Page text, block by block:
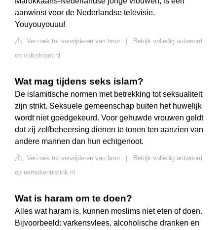
aanwinst voor de Nederlandse televisie.
Youyouyouuu!
Verzoek tot verwijderen van bron
Bekijk volledig antwoord
op volkskrant.nl
Wat mag tijdens seks islam?
De islamitische normen met betrekking tot seksualiteit
zijn strikt. Seksuele gemeenschap buiten het huwelijk
wordt niet goedgekeurd. Voor gehuwde vrouwen geldt
dat zij zelfbeheersing dienen te tonen ten aanzien van
andere mannen dan hun echtgenoot.
Verzoek tot verwijderen van bron
Bekijk volledig antwoord
op nemokennislink.nl
Wat is haram om te doen?
Alles wat haram is, kunnen moslims niet eten of doen.
Bijvoorbeeld: varkensvlees, alcoholische dranken en